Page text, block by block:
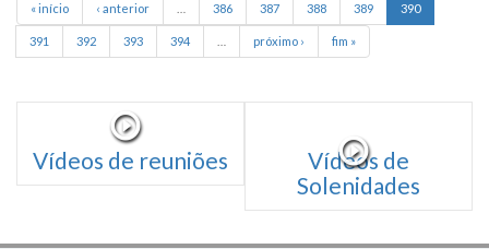
« início ‹ anterior 386 387 388 389 390
391 392 393 394 próximo › fim »
Vídeos de reuniões
Vídeos de
Solenidades